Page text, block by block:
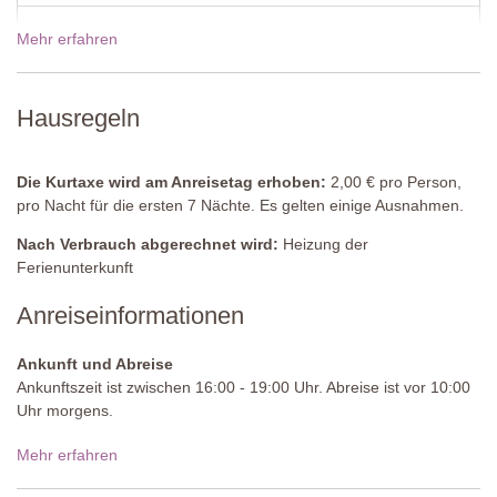
Schlafzimmer 1
kann), Kleiderschrank, Lese-Ecke mit Holzofen.
Dusche, Waschbecken, WC.
Doppelbett (welches in zwei Einzelbetten umgestellt werden
kann), Kleiderschrank.
Badezimmer
Waschküche (gemeinschaftlich genutzt)
Gemeinschaftspool(Infinity)
Länge: 12 Meter
Tiefe: 1,45 bis 2,20 Meter
Zugang: Metallleiter
19 Dez - 02 Jan 2027
Preise für 2027
Mehr erfahren
Hausregeln
Die Kurtaxe wird am Anreisetag erhoben: 2,00 € pro Person,
pro Nacht für die ersten 7 Nächte. Es gelten einige Ausnahmen.
Nach Verbrauch abgerechnet wird: Heizung der
Ferienunterkunft
Anreiseinformationen
Ankunft und Abreise
Ankunftszeit ist zwischen 16:00 - 19:00 Uhr. Abreise ist vor 10:00
Uhr morgens.
Zufahrtsstraße:
Mehr erfahren